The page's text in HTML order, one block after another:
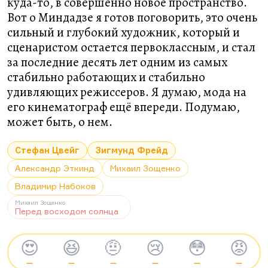
Вот о Миндадзе я готов поговорить, это очень
сильный и глубокий художник, который и
сценаристом остается первоклассным, и стал
за последние десять лет одним из самых
стабильно работающих и стабильно
удивляющих режиссеров. Я думаю, мода на
его кинематограф ещё впереди. Подумаю,
может быть, о нем.
Стефан Цвейг
Зигмунд Фрейд
Александр Эткинд
Михаил Зощенко
Владимир Набоков
Михаил Зощенко
Перед восходом солнца
😍
—
😆
—
🤨
—
😢
—
😳
—
😡
—